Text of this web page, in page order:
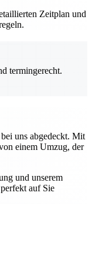
Zeitplan und
termingerecht.
uns abgedeckt. Mit
einem Umzug, der
und unserem
auf Sie